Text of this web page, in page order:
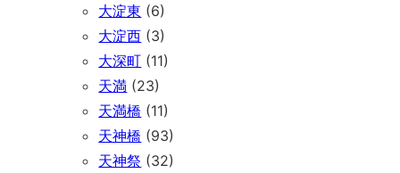
大淀東 (6)
大淀西 (3)
大深町 (11)
天満 (23)
天満橋 (11)
天神橋 (93)
天神祭 (32)